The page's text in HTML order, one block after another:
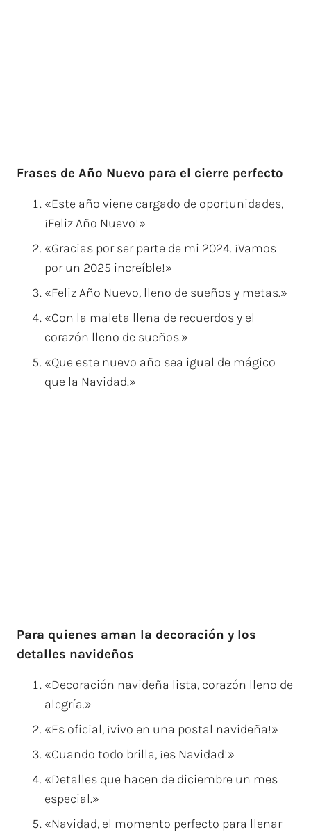
Frases de Año Nuevo para el cierre perfecto
«Este año viene cargado de oportunidades,
¡Feliz Año Nuevo!»
«Gracias por ser parte de mi 2024. ¡Vamos
por un 2025 increíble!»
«Feliz Año Nuevo, lleno de sueños y metas.»
«Con la maleta llena de recuerdos y el
corazón lleno de sueños.»
«Que este nuevo año sea igual de mágico
que la Navidad.»
Para quienes aman la decoración y los
detalles navideños
«Decoración navideña lista, corazón lleno de
alegría.»
«Es oficial, ¡vivo en una postal navideña!»
«Cuando todo brilla, ¡es Navidad!»
«Detalles que hacen de diciembre un mes
especial.»
«Navidad, el momento perfecto para llenar